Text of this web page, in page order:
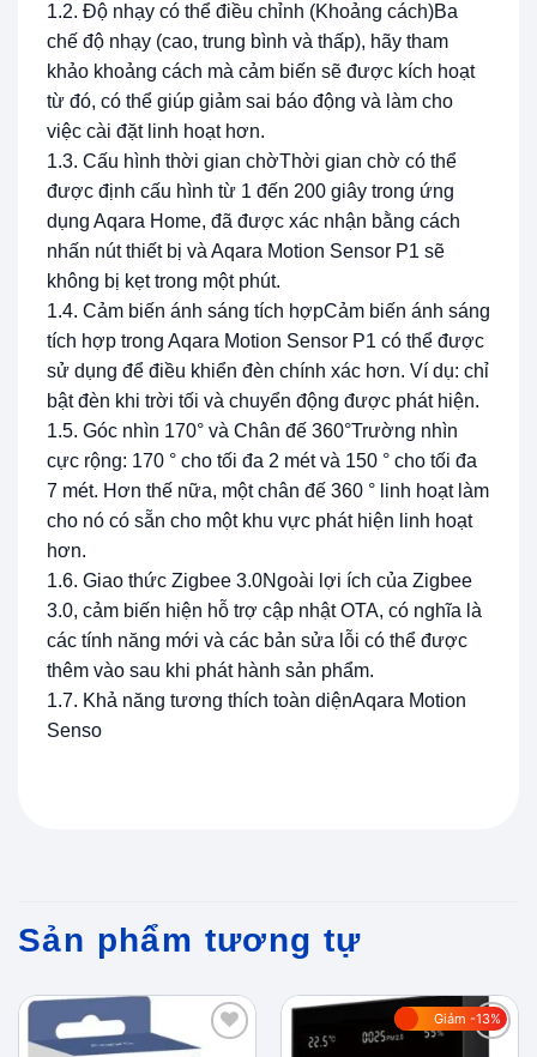
1.2. Độ nhạy có thể điều chỉnh (Khoảng cách)Ba
chế độ nhạy (cao, trung bình và thấp), hãy tham
khảo khoảng cách mà cảm biến sẽ được kích hoạt
từ đó, có thể giúp giảm sai báo động và làm cho
việc cài đặt linh hoạt hơn.
1.3. Cấu hình thời gian chờThời gian chờ có thể
được định cấu hình từ 1 đến 200 giây trong ứng
dụng Aqara Home, đã được xác nhận bằng cách
nhấn nút thiết bị và Aqara Motion Sensor P1 sẽ
không bị kẹt trong một phút.
1.4. Cảm biến ánh sáng tích hợpCảm biến ánh sáng
tích hợp trong Aqara Motion Sensor P1 có thể được
sử dụng để điều khiển đèn chính xác hơn. Ví dụ: chỉ
bật đèn khi trời tối và chuyển động được phát hiện.
1.5. Góc nhìn 170° và Chân đế 360°Trường nhìn
cực rộng: 170 ° cho tối đa 2 mét và 150 ° cho tối đa
7 mét. Hơn thế nữa, một chân đế 360 ° linh hoạt làm
cho nó có sẵn cho một khu vực phát hiện linh hoạt
hơn.
1.6. Giao thức Zigbee 3.0Ngoài lợi ích của Zigbee
3.0, cảm biến hiện hỗ trợ cập nhật OTA, có nghĩa là
các tính năng mới và các bản sửa lỗi có thể được
thêm vào sau khi phát hành sản phẩm.
1.7. Khả năng tương thích toàn diệnAqara Motion
Senso
Sản phẩm tương tự
Giảm -13%